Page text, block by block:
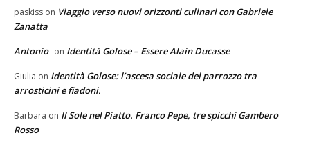
paskiss on Viaggio verso nuovi orizzonti culinari con Gabriele
Zanatta
Antonio on Identità Golose – Essere Alain Ducasse
Giulia on Identità Golose: l’ascesa sociale del parrozzo tra
arrosticini e fiadoni.
Barbara on Il Sole nel Piatto. Franco Pepe, tre spicchi Gambero
Rosso